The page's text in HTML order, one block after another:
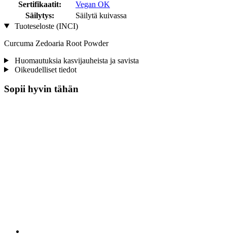
Sertifikaatit:
Vegan OK
Säilytys:
Säilytä kuivassa
Tuoteseloste (INCI)
Curcuma Zedoaria Root Powder
Huomautuksia kasvijauheista ja savista
Oikeudelliset tiedot
Sopii hyvin tähän